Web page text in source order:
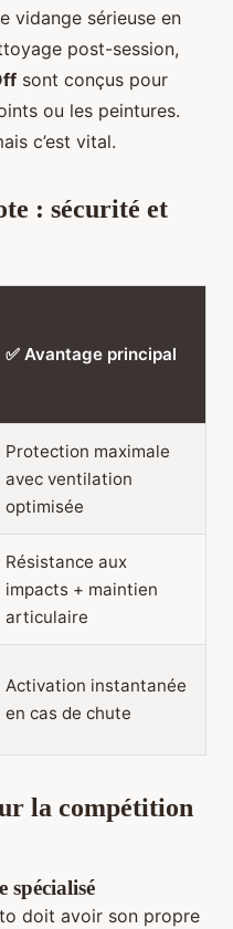
vidange sérieuse en
post-session,
sont conçus pour
ou les peintures.
c’est vital.
: sécurité et
✅ Avantage principal
Protection maximale
avec ventilation
optimisée
Résistance aux
impacts + maintien
articulaire
Activation instantanée
en cas de chute
la compétition
spécialisé
doit avoir son propre